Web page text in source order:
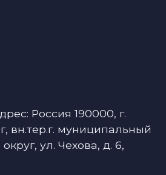
Россия 190000, г.
вн.тер.г. муниципальный
ул. Чехова, д. 6,